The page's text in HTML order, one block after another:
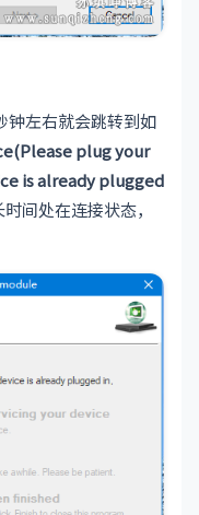
钟左右就会跳转到如
plug your
is already plugged
间处在连接状态，